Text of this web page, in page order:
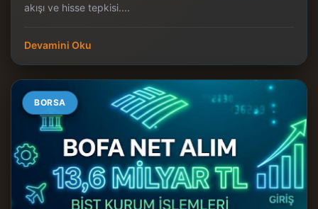
akışı ve hisse tepkisi....
Devamini Oku
BORSA